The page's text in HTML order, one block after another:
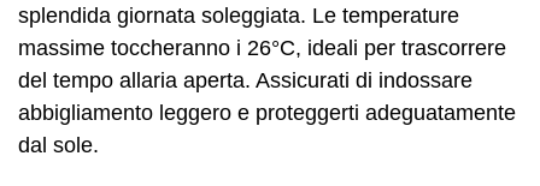
splendida giornata soleggiata. Le temperature
massime toccheranno i 26°C, ideali per trascorrere
del tempo allaria aperta. Assicurati di indossare
abbigliamento leggero e proteggerti adeguatamente
dal sole.